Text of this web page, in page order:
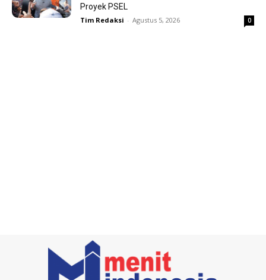
Proyek PSEL
Tim Redaksi - Agustus 5, 2026 0